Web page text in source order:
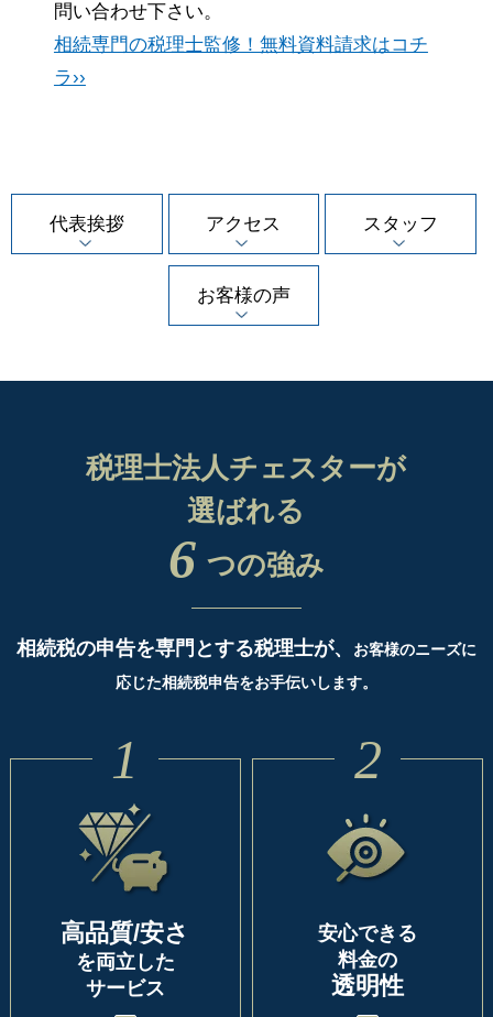
問い合わせ下さい。
相続専門の税理士監修！無料資料請求はコチ
ラ››
代表挨拶 アクセス スタッフ
お客様の声
税理士法人チェスターが
選ばれる
6 つの強み
相続税の申告を専門とする税理士が、
お客様のニーズに
応じた相続税申告をお手伝いします。
1
高品質/安さ
を両立した
サービス
2
安心できる
料金の
透明性